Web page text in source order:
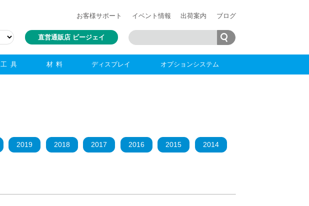
お客様サポート イベント情報 出荷案内 ブログ
直営通販店 ビージェイ
工具 材料 ディスプレイ オプションシステム
2019 2018 2017 2016 2015 2014